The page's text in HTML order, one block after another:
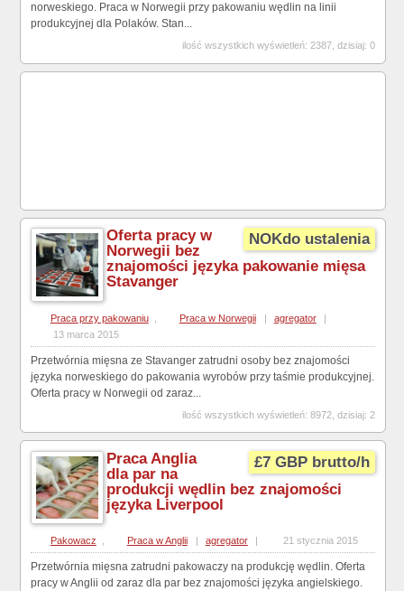
norweskiego. Praca w Norwegii przy pakowaniu wędlin na linii
produkcyjnej dla Polaków. Stan...
ilość wszystkich wyświetleń: 2387, dzisiaj: 0
NOKdo ustalenia
Oferta pracy w
Norwegii bez
znajomości języka pakowanie mięsa
Stavanger
Praca przy pakowaniu Praca w Norwegii | agregator
|
13 marca 2015
Przetwórnia mięsna ze Stavanger zatrudni osoby bez znajomości
języka norweskiego do pakowania wyrobów przy taśmie produkcyjnej.
Oferta pracy w Norwegii od zaraz...
ilość wszystkich wyświetleń: 8972, dzisiaj: 2
£7 GBP brutto/h
Praca Anglia
dla par na
produkcji wędlin bez znajomości
języka Liverpool
Pakowacz Praca w Anglii agregator 21 stycznia 2015
Przetwórnia mięsna zatrudni pakowaczy na produkcję wędlin. Oferta
pracy w Anglii od zaraz dla par bez znajomości języka angielskiego.